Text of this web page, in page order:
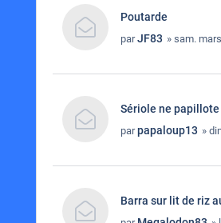
Poutarde
parJF83 » sam.
Sériole ne papillote
parpapaloup13 »
Barra sur lit de riz